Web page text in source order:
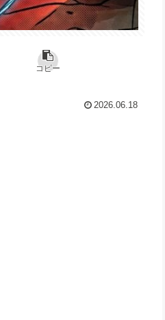
コピー
2026.06.18